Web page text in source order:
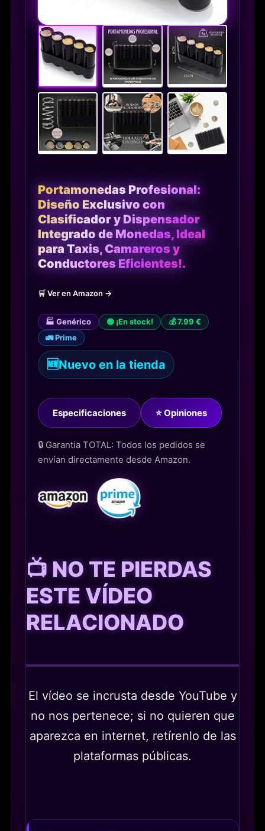
Portamonedas Profesional:
Diseño Exclusivo con
Clasificador y Dispensador
Integrado de Monedas, Ideal
para Taxis, Camareros y
Conductores Eficientes!.
🛒 Ver en Amazon →
🏭 Genérico 🟢 ¡En stock!
💰 7.99 €
🚛 Prime
🆕Nuevo en la tienda
Especificaciones ⭐ Opiniones
🔒 Garantia TOTAL: Todos los pedidos se
envían directamente desde Amazon.
📺 NO TE PIERDAS
ESTE VÍDEO
RELACIONADO
El vídeo se incrusta desde YouTube y
no nos pertenece; si no quieren que
aparezca en internet, retírenlo de las
plataformas públicas.